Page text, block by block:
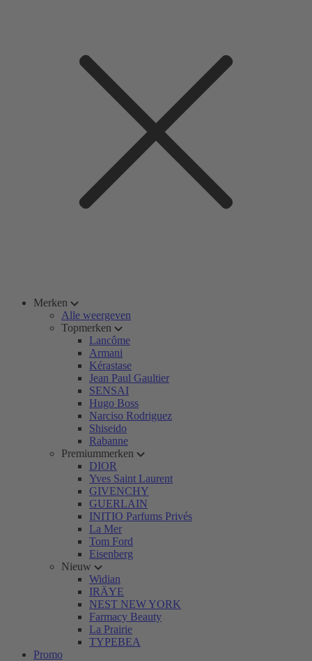
Merken
Alle weergeven
Topmerken
Lancôme
Armani
Kérastase
Jean Paul Gaultier
SENSAI
Hugo Boss
Narciso Rodriguez
Shiseido
Rabanne
Premiummerken
DIOR
Yves Saint Laurent
GIVENCHY
GUERLAIN
INITIO Parfums Privés
La Mer
Tom Ford
Eisenberg
Nieuw
Widian
IRÄYE
NEST NEW YORK
Farmacy Beauty
La Prairie
TYPEBEA
Promo